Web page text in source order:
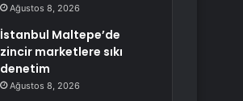
Ağustos 8, 2026
İstanbul Maltepe’de
zincir marketlere sıkı
denetim
Ağustos 8, 2026